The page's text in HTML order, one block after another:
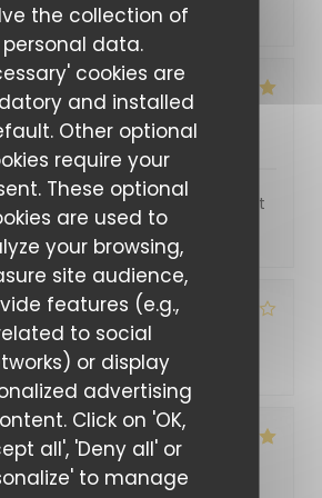
the collection of
personal data.
cookies are
and installed
Other optional
require your
These optional
are used to
your browsing,
site audience,
features (e.g.,
to social
or display
advertising
Click on 'OK,
all', 'Deny all' or
to manage
- Guests 1
: 4/5 Food:5/5 Value
prix, personnel efficace et
- Guests 2
:4 /5 Food:3/5
- Guests 2
: 5/5 Food: 5/5 Value